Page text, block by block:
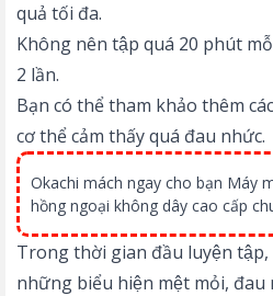
quả tối đa.
Không nên tập quá 20 phút
2 lần.
Bạn có thể tham khảo thêm
cơ thể cảm thấy quá đau nhức.
Okachi mách ngay cho bạn Máy
hồng ngoại không dây cao cấp
Trong thời gian đầu luyện tập,
những biểu hiện mệt mỏi, đau